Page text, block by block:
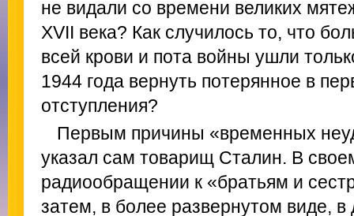
не видали со времени великих
XVII века? Как случилось то, что
всей крови и пота войны ушли
1944 года вернуть потерянное в
отступления?
Первым причины «временных
указал сам товарищ Сталин. В
радиообращении к «братьям и
затем, в более развернутом виде, в